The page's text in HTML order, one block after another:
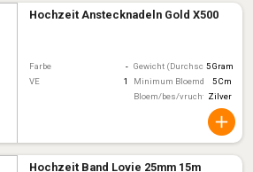
Hochzeit Anstecknadeln Gold X500
Farbe - Gewicht (Durchschnitt)
5 Gram
VE
1 Minimum Bloemdiameter
5 Cm
Bloem/bes/vruchtkleur
Zilver
Hochzeit Band Lovie 25mm 15m